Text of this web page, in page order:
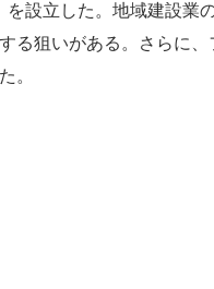
設立した。地域建設業
る狙いがある。さらに、
。